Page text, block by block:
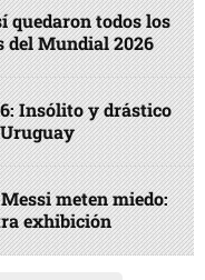
quedaron todos los
del Mundial 2026
Insólito y drástico
meten miedo:
exhibición